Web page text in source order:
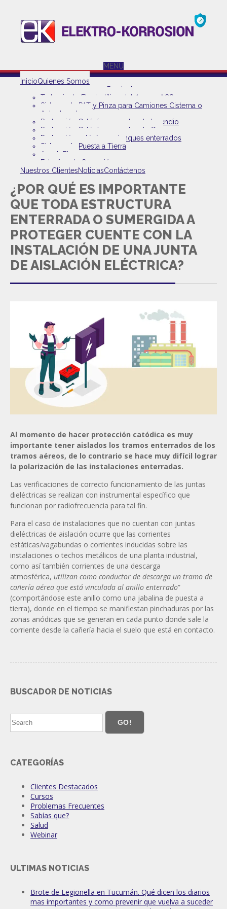
MENU
InicioQuienes Somos
Productos
Tratamiento Electrolítico del Agua – ACS
Sistema de PAT y Pinza para Camiones Cisterna o
Autoelevadores
Protección Catódica en redes de Incendio
Protección Catódica en redes de Gas
Protección catódica en tanques enterrados
Sistema de Puesta a Tierra
AnodoPlus+
Estudios de Corrosión
Nuestros ClientesNoticiasContáctenos
¿POR QUÉ ES IMPORTANTE
QUE TODA ESTRUCTURA
ENTERRADA O SUMERGIDA A
PROTEGER CUENTE CON LA
INSTALACIÓN DE UNA JUNTA
DE AISLACIÓN ELÉCTRICA?
Al momento de hacer protección catódica es muy
importante tener aislados los tramos enterrados de los
tramos aéreos, de lo contrario se hace muy difícil lograr
la polarización de las instalaciones enterradas.
Las verificaciones de correcto funcionamiento de las juntas
dieléctricas se realizan con instrumental específico que
funcionan por radiofrecuencia para tal fin.
Para el caso de instalaciones que no cuentan con juntas
dieléctricas de aislación ocurre que las corrientes
estáticas/vagabundas o corrientes inducidas sobre las
instalaciones o techos metálicos de una planta industrial,
como así también corrientes de una descarga
atmosférica, utilizan como conductor de descarga un tramo de
cañería aérea que está vinculada al anillo enterrado”
(comportándose este anillo como una jabalina de puesta a
tierra), donde en el tiempo se manifiestan pinchaduras por las
zonas anódicas que se generan en cada punto donde sale la
corriente desde la cañería hacia el suelo que está en contacto.
BUSCADOR DE NOTICIAS
GO!
CATEGORÍAS
Clientes Destacados
Cursos
Problemas Frecuentes
Sabías que?
Salud
Webinar
ULTIMAS NOTICIAS
Brote de Legionella en Tucumán. Qué dicen los diarios
mas importantes y como prevenir que vuelva a suceder